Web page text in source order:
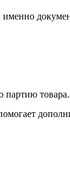
партию товара.